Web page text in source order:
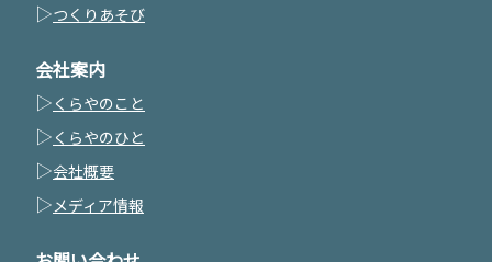
▷つくりあそび
会社案内
▷ くらやのこと
▷ くらやのひと
▷会社概要
▷ メディア情報